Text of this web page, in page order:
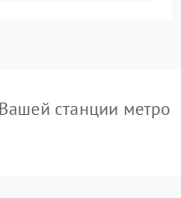
станции метро